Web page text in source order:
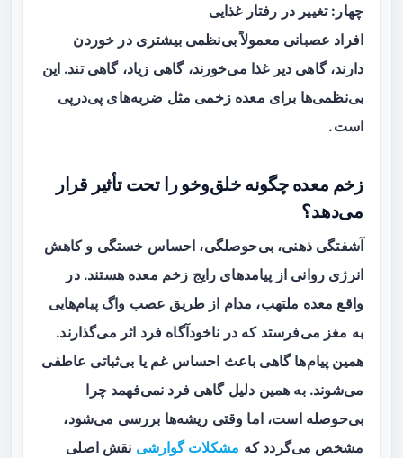
چهار: تغییر در رفتار غذایی
افراد عصبانی معمولاً بی‌نظمی بیشتری در خوردن
دارند، گاهی دیر غذا می‌خورند، گاهی زیاد، گاهی تند. این
بی‌نظمی‌ها برای معده زخمی مثل ضربه‌های پی‌درپی
است.
زخم معده چگونه خلق‌وخو را تحت تأثیر قرار
می‌دهد؟
آشفتگی ذهنی، بی‌حوصلگی، احساس خستگی و کاهش
انرژی روانی از پیامدهای رایج زخم معده هستند. در
واقع معده ملتهب، مدام از طریق عصب واگ پیام‌هایی
به مغز می‌فرستد که در ناخودآگاه فرد اثر می‌گذارند.
همین پیام‌ها گاهی باعث احساس غم یا بی‌ثباتی عاطفی
می‌شوند. به همین دلیل گاهی فرد نمی‌فهمد چرا
بی‌حوصله است، اما وقتی ریشه‌ها بررسی می‌شود،
مشخص می‌گردد که مشکلات گوارشی نقش اصلی